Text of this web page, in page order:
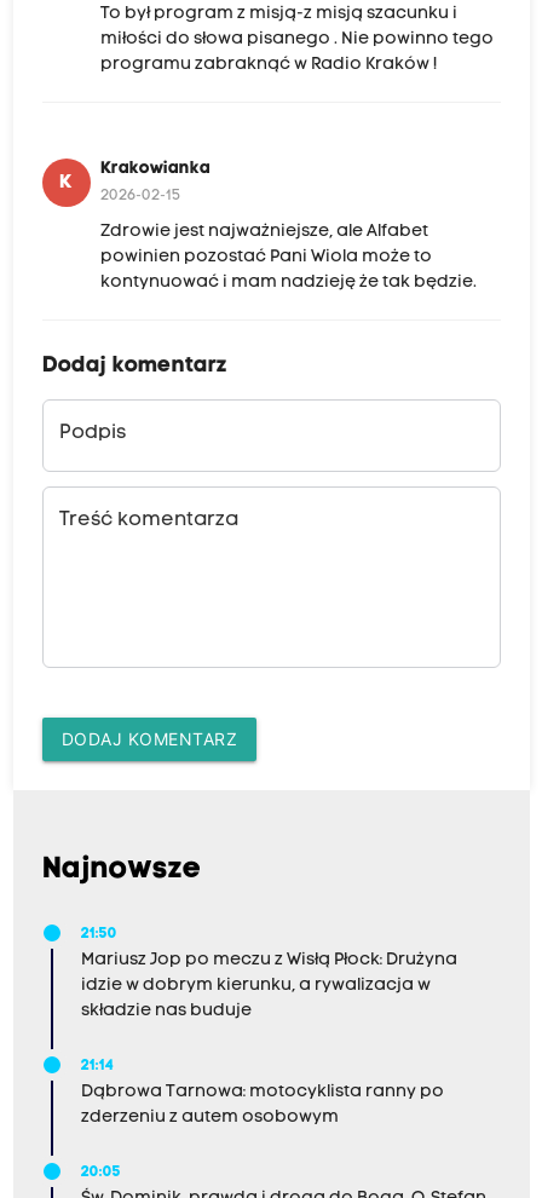
To był program z misją-z misją szacunku i
miłości do słowa pisanego . Nie powinno tego
programu zabraknąć w Radio Kraków !
K
Krakowianka
2026-02-15
Zdrowie jest najważniejsze, ale Alfabet
powinien pozostać Pani Wiola może to
kontynuować i mam nadzieję że tak będzie.
Dodaj komentarz
Podpis
Treść komentarza
DODAJ KOMENTARZ
Najnowsze
21:50
Mariusz Jop po meczu z Wisłą Płock: Drużyna
idzie w dobrym kierunku, a rywalizacja w
składzie nas buduje
21:14
Dąbrowa Tarnowa: motocyklista ranny po
zderzeniu z autem osobowym
20:05